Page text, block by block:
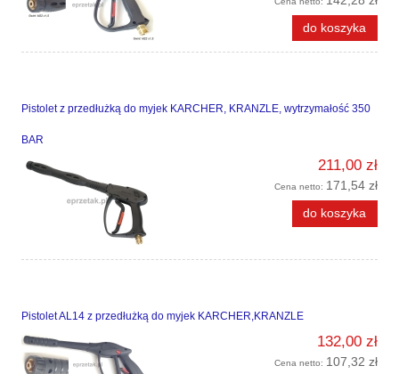
do koszyka
Pistolet z przedłużką do myjek KARCHER, KRANZLE, wytrzymałość 350
BAR
211,00 zł
Cena netto: 171,54 zł
do koszyka
Pistolet AL14 z przedłużką do myjek KARCHER,KRANZLE
132,00 zł
Cena netto: 107,32 zł